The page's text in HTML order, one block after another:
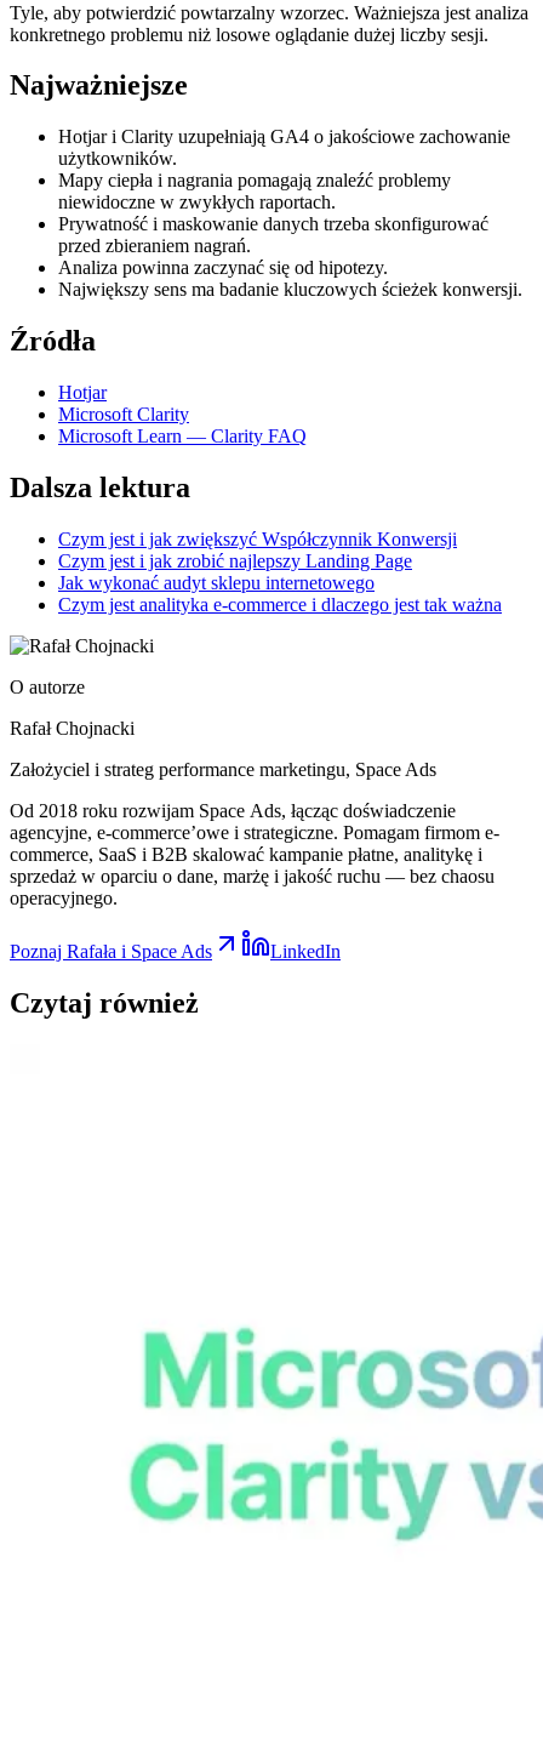
Tyle, aby potwierdzić powtarzalny wzorzec. Ważniejsza jest analiza
konkretnego problemu niż losowe oglądanie dużej liczby sesji.
Najważniejsze
Hotjar i Clarity uzupełniają GA4 o jakościowe zachowanie
użytkowników.
Mapy ciepła i nagrania pomagają znaleźć problemy
niewidoczne w zwykłych raportach.
Prywatność i maskowanie danych trzeba skonfigurować
przed zbieraniem nagrań.
Analiza powinna zaczynać się od hipotezy.
Największy sens ma badanie kluczowych ścieżek konwersji.
Źródła
Hotjar
Microsoft Clarity
Microsoft Learn — Clarity FAQ
Dalsza lektura
Czym jest i jak zwiększyć Współczynnik Konwersji
Czym jest i jak zrobić najlepszy Landing Page
Jak wykonać audyt sklepu internetowego
Czym jest analityka e-commerce i dlaczego jest tak ważna
O autorze
Rafał Chojnacki
Założyciel i strateg performance marketingu, Space Ads
Od 2018 roku rozwijam Space Ads, łącząc doświadczenie
agencyjne, e-commerce’owe i strategiczne. Pomagam firmom e-
commerce, SaaS i B2B skalować kampanie płatne, analitykę i
sprzedaż w oparciu o dane, marżę i jakość ruchu — bez chaosu
operacyjnego.
Poznaj Rafała i Space Ads LinkedIn
Czytaj również